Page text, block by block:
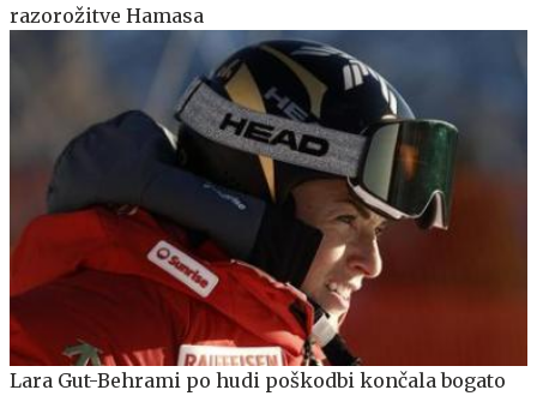
razorožitve Hamasa
Lara Gut-Behrami po hudi poškodbi končala bogato